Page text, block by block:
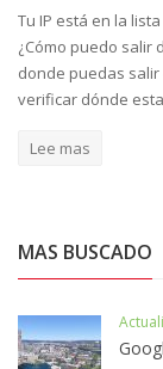
Tu IP está en la
¿Cómo puedo salir
donde puedas
verificar dónde
Lee mas
MAS BUSCADO